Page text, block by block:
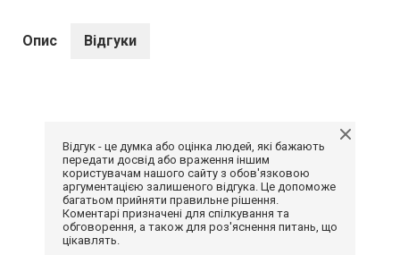
Опис Відгуки
Відгук - це думка або оцінка людей, які бажають
передати досвід або враження іншим
користувачам нашого сайту з обов'язковою
аргументацією залишеного відгука. Це допоможе
багатьом прийняти правильне рішення.
Коментарі призначені для спілкування та
обговорення, а також для роз'яснення питань, що
цікавлять.